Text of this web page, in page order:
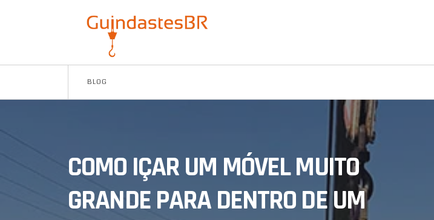
BLOG
COMO IÇAR UM MÓVEL MUITO
GRANDE PARA DENTRO DE UM